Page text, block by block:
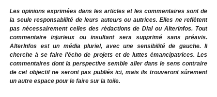
Les opinions exprimées dans les articles et les commentaires sont de
la seule responsabilité de leurs auteurs ou autrices. Elles ne reflètent
pas nécessairement celles des rédactions de Dial ou Alterinfos. Tout
commentaire injurieux ou insultant sera supprimé sans préavis.
AlterInfos est un média pluriel, avec une sensibilité de gauche. Il
cherche à se faire l’écho de projets et de luttes émancipatrices. Les
commentaires dont la perspective semble aller dans le sens contraire
de cet objectif ne seront pas publiés ici, mais ils trouveront sûrement
un autre espace pour le faire sur la toile.